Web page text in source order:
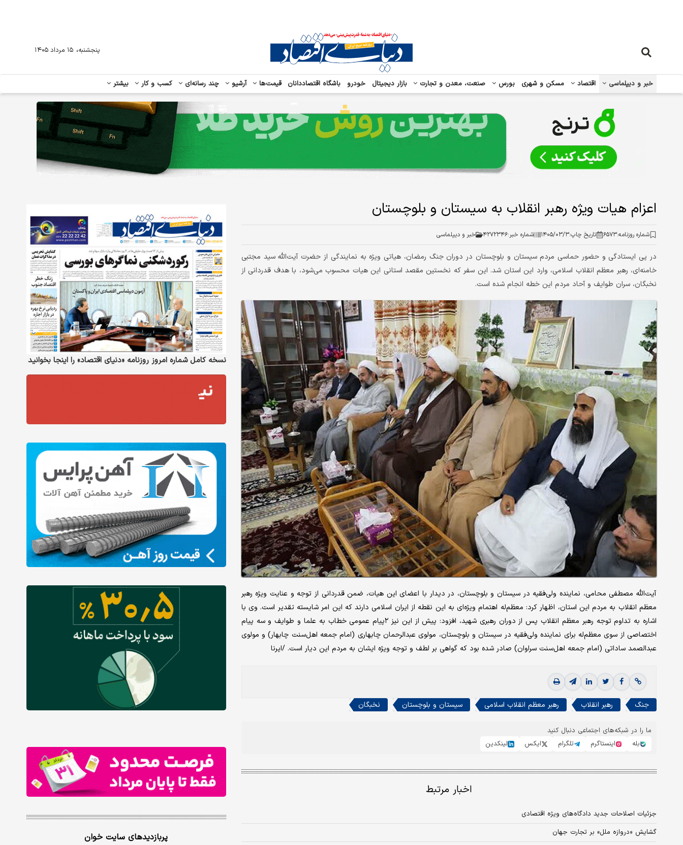
خبر و دیپلماسی اقتصاد مسکن و شهری بورس صنعت، معدن و تجارت بازار دیجیتال خودرو باشگاه اقتصاددانان قیمت‌ها آرشیو چند رسانه‌ای کسب و کار بیشتر
پنجشنبه، ۱۵ مرداد ۱۴۰۵
اعزام هیات ویژه رهبر انقلاب به سیستان و بلوچستان
شماره روزنامه:۶۵۷۳ تاریخ چاپ:۱۴۰۵/۰۳/۳ شماره خبر:۴۲۷۲۳۴۶ خبر و دیپلماسی
در پی ایستادگی و حضور حماسی مردم سیستان و بلوچستان در دوران جنگ رمضان، هیاتی ویژه به نمایندگی از حضرت آیت‌الله سید مجتبی
خامنه‌ای، رهبر معظم انقلاب اسلامی، وارد این استان شد. این سفر که نخستین مقصد استانی این هیات محسوب می‌شود، با هدف قدردانی از
نخبگان، سران طوایف و آحاد مردم این خطه انجام شده است.
آیت‌الله مصطفی محامی، نماینده ولی‌فقیه در سیستان و بلوچستان، در دیدار با اعضای این هیات، ضمن قدردانی از توجه و عنایت ویژه رهبر
معظم انقلاب به مردم این استان، اظهار کرد: معظم‌له اهتمام ویژه‌ای به این نقطه از ایران اسلامی دارند که این امر شایسته تقدیر است. وی با
اشاره به تداوم توجه رهبر معظم انقلاب پس از دوران رهبری شهید، افزود: پیش از این نیز ۲پیام عمومی خطاب به علما و طوایف و سه پیام
اختصاصی از سوی معظم‌له برای نماینده ولی‌فقیه در سیستان و بلوچستان، مولوی عبدالرحمان چابهاری (امام جمعه اهل‌سنت چابهار) و مولوی
عبدالصمد ساداتی (امام جمعه اهل‌سنت سراوان) صادر شده بود که گواهی بر لطف و توجه ویژه ایشان به مردم این دیار است. /ایرنا
جنگ رهبر انقلاب رهبر معظم انقلاب اسلامی سیستان و بلوچستان نخبگان
ما را در شبکه‌های اجتماعی دنبال کنید
بله
اینستاگرم تلگرام ایکس لینکدین
اخبار مرتبط
جزئیات اصلاحات جدید دادگاه‌های ویژه اقتصادی
گشایش «دروازه ملل» بر تجارت جهان
نسخه کامل شماره امروز روزنامه «دنیای‌ اقتصاد» را اینجا بخوانید
پربازدیدهای سایت خوان